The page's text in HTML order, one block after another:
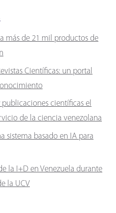
más de 21 mil productos de
Científicas: un portal
científicas el
de la ciencia venezolana
sistema basado en IA para
la I+D en Venezuela durante
la UCV